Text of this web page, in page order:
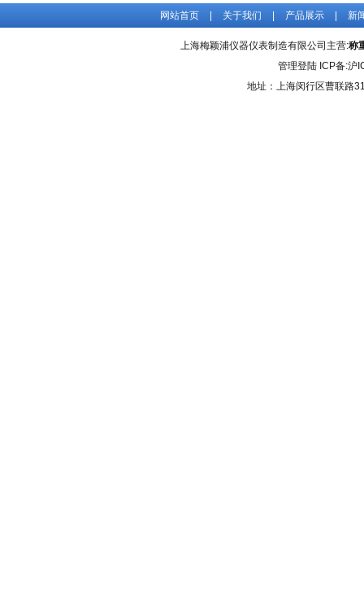
网站首页 关于我们 产品展示 新
上海梅颖浦仪器仪表制造有限公司主营:称
管理登陆ICP备:沪
地址：上海闵行区曹联路